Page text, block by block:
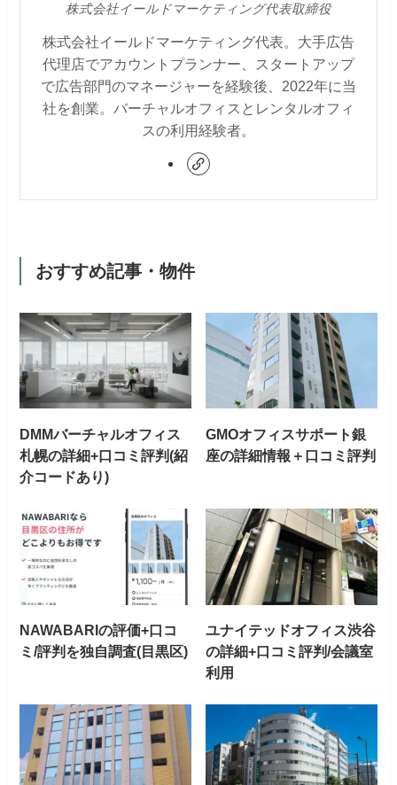
株式会社イールドマーケティング代表取締役
株式会社イールドマーケティング代表。大手広告
代理店でアカウントプランナー、スタートアップ
で広告部門のマネージャーを経験後、2022年に当
社を創業。バーチャルオフィスとレンタルオフィ
スの利用経験者。
おすすめ記事・物件
DMMバーチャルオフィス
札幌の詳細+口コミ評判(紹
介コードあり)
GMOオフィスサポート銀
座の詳細情報＋口コミ評判
NAWABARIの評価+口コ
ミ/評判を独自調査(目黒区)
ユナイテッドオフィス渋谷
の詳細+口コミ評判/会議室
利用